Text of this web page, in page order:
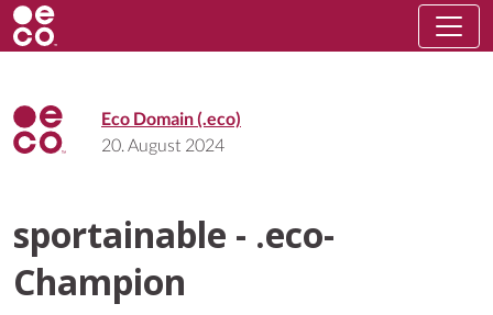
Eco Domain (.eco)
20. August 2024
sportainable - .eco-
Champion